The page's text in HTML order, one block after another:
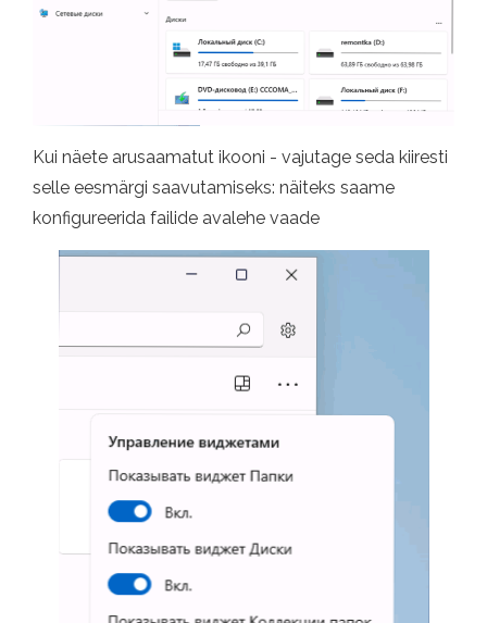
Kui näete arusaamatut ikooni - vajutage seda kiiresti
selle eesmärgi saavutamiseks: näiteks saame
konfigureerida failide avalehe vaade